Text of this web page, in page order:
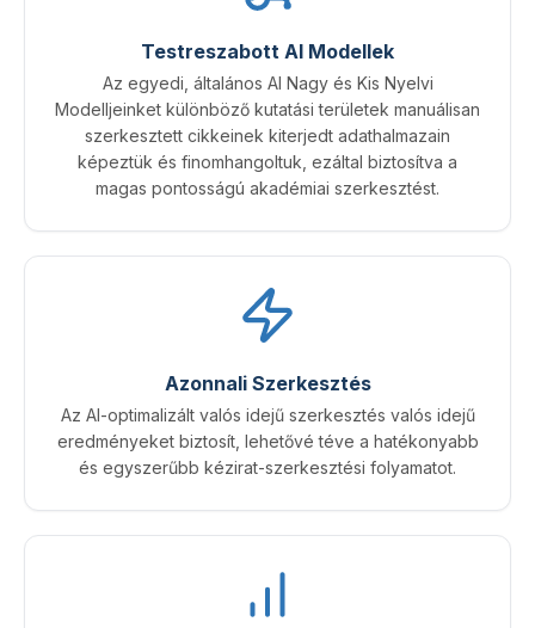
Testreszabott AI Modellek
Az egyedi, általános AI Nagy és Kis Nyelvi
Modelljeinket különböző kutatási területek manuálisan
szerkesztett cikkeinek kiterjedt adathalmazain
képeztük és finomhangoltuk, ezáltal biztosítva a
magas pontosságú akadémiai szerkesztést.
Azonnali Szerkesztés
Az AI-optimalizált valós idejű szerkesztés valós idejű
eredményeket biztosít, lehetővé téve a hatékonyabb
és egyszerűbb kézirat-szerkesztési folyamatot.